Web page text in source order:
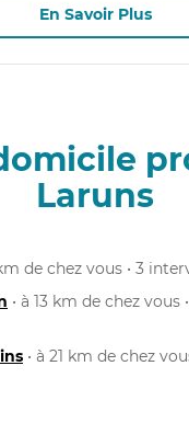
En Savoir Plus
Laruns
de chez vous • 3
• à 13 km de chez
• à 21 km de chez